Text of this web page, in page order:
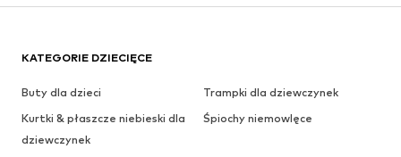
KATEGORIE DZIECIĘCE
Buty dla dzieci
Trampki dla dziewczynek
Kurtki & płaszcze niebieski dla
dziewczynek
Śpiochy niemowlęce